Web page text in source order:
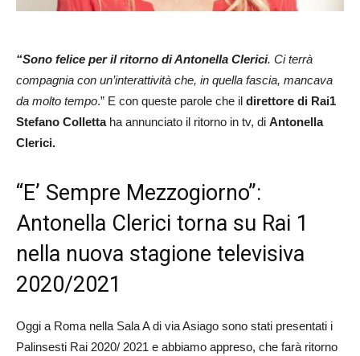
“Sono felice per il ritorno di Antonella Clerici. Ci terrà
compagnia con un’interattività che, in quella fascia, mancava
da molto tempo.” E con queste parole che il direttore di Rai1
Stefano Collettaha annunciato il ritorno in tv, di Antonella
Clerici.
“E’ Sempre Mezzogiorno”:
Antonella Clerici torna su Rai 1
nella nuova stagione televisiva
2020/2021
Oggi a Roma nella Sala A di via Asiago sono stati presentati i
Palinsesti Rai 2020/ 2021 e abbiamo appreso, che farà ritorno